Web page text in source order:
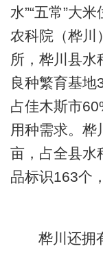
水”“五常”大
农科院（桦川
所，桦川县水
良种繁育基地
占佳木斯市
用种需求。桦
亩，占全县水
品标识163个
桦川还拥